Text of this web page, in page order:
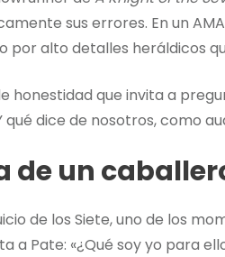
sus errores. En un
por alto detalles heráldicos
honestidad que invita a
qué dice de nosotros, como
de un
de los Siete, uno de los
a Pate: «¿Qué soy yo para